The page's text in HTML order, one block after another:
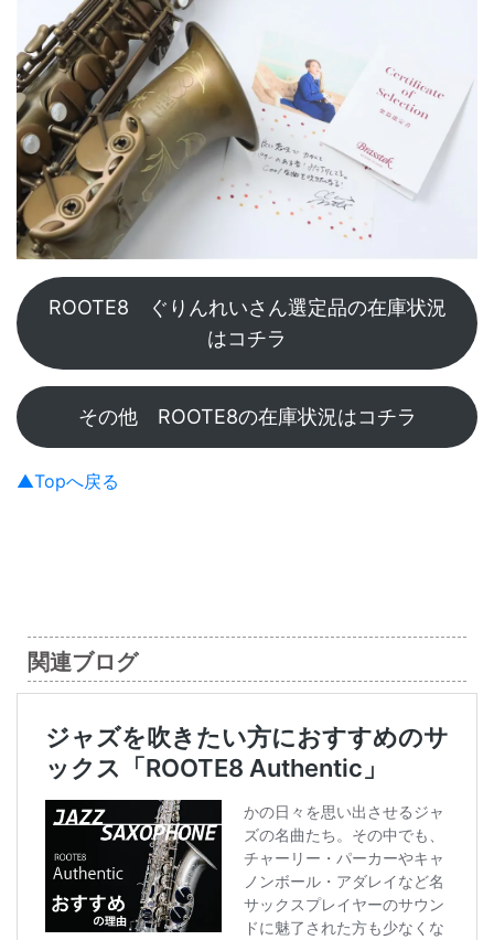
ROOTE8 ぐりんれいさん選定品の在庫状況
はコチラ
その他 ROOTE8の在庫状況はコチラ
▲Topへ戻る
関連ブログ